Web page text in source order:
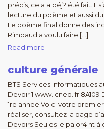
précis, cela a déj? été fait. Il
lecture du poème et aussi
Le poème final donne des
Rimbaud a voulu faire […]
Read more
culture générale
BTS Services informatiques
Devoir 1 www. cned. fr 8A109
1re annee Voici votre
réaliser, consultez la page
Devoirs Seules le pa or4 nt à